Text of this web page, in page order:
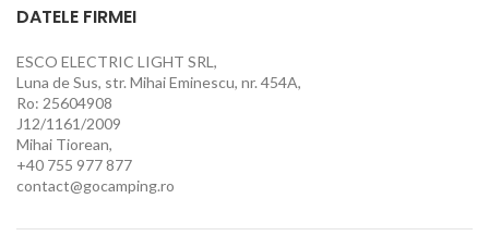
DATELE FIRMEI
ESCO ELECTRIC LIGHT SRL,
Luna de Sus, str. Mihai Eminescu, nr. 454A,
Ro: 25604908
J12/1161/2009
Mihai Tiorean,
+40 755 977 877
contact@gocamping.ro